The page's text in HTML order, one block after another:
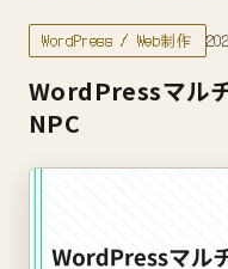
WordPress / Web制作
WordPressマル
NPC